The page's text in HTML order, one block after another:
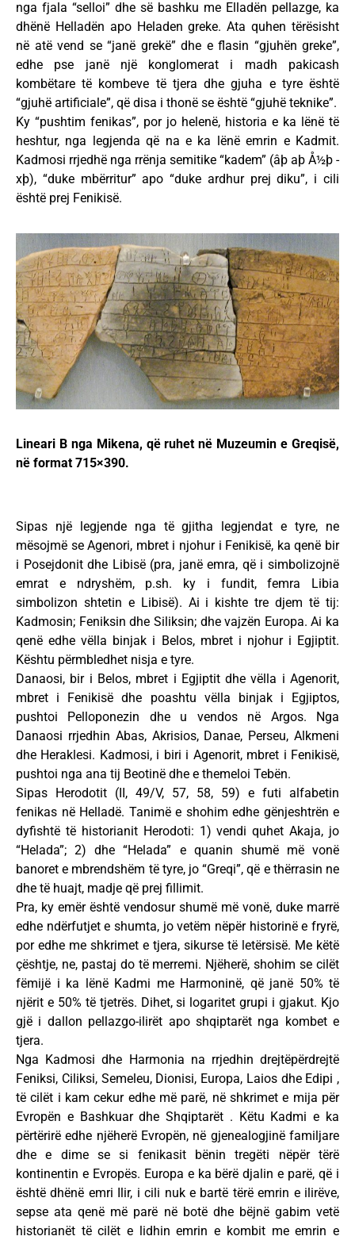
nga fjala “selloi” dhe së bashku me Elladën pellazge, ka
dhënë Helladën apo Heladen greke. Ata quhen tërësisht
në atë vend se “janë grekë” dhe e flasin “gjuhën greke”,
edhe pse janë një konglomerat i madh pakicash
kombëtare të kombeve të tjera dhe gjuha e tyre është
“gjuhë artificiale”, që disa i thonë se është “gjuhë teknike”.
Ky “pushtim fenikas”, por jo helenë, historia e ka lënë të
heshtur, nga legjenda që na e ka lënë emrin e Kadmit.
Kadmosi rrjedhë nga rrënja semitike “kadem” (âþ aþ Å½þ -
xþ), “duke mbërritur” apo “duke ardhur prej diku”, i cili
është prej Fenikisë.
Lineari B nga Mikena, që ruhet në Muzeumin e Greqisë,
në format 715×390.
Sipas një legjende nga të gjitha legjendat e tyre, ne
mësojmë se Agenori, mbret i njohur i Fenikisë, ka qenë bir
i Posejdonit dhe Libisë (pra, janë emra, që i simbolizojnë
emrat e ndryshëm, p.sh. ky i fundit, femra Libia
simbolizon shtetin e Libisë). Ai i kishte tre djem të tij:
Kadmosin; Feniksin dhe Siliksin; dhe vajzën Europa. Ai ka
qenë edhe vëlla binjak i Belos, mbret i njohur i Egjiptit.
Kështu përmbledhet nisja e tyre.
Danaosi, bir i Belos, mbret i Egjiptit dhe vëlla i Agenorit,
mbret i Fenikisë dhe poashtu vëlla binjak i Egjiptos,
pushtoi Pelloponezin dhe u vendos në Argos. Nga
Danaosi rrjedhin Abas, Akrisios, Danae, Perseu, Alkmeni
dhe Heraklesi. Kadmosi, i biri i Agenorit, mbret i Fenikisë,
pushtoi nga ana tij Beotinë dhe e themeloi Tebën.
Sipas Herodotit (II, 49/V, 57, 58, 59) e futi alfabetin
fenikas në Helladë. Tanimë e shohim edhe gënjeshtrën e
dyfishtë të historianit Herodoti: 1) vendi quhet Akaja, jo
“Helada”; 2) dhe “Helada” e quanin shumë më vonë
banoret e mbrendshëm të tyre, jo “Greqi”, që e thërrasin ne
dhe të huajt, madje që prej fillimit.
Pra, ky emër është vendosur shumë më vonë, duke marrë
edhe ndërfutjet e shumta, jo vetëm nëpër historinë e fryrë,
por edhe me shkrimet e tjera, sikurse të letërsisë. Me këtë
çështje, ne, pastaj do të merremi. Njëherë, shohim se cilët
fëmijë i ka lënë Kadmi me Harmoninë, që janë 50% të
njërit e 50% të tjetrës. Dihet, si logaritet grupi i gjakut. Kjo
gjë i dallon pellazgo-ilirët apo shqiptarët nga kombet e
tjera.
Nga Kadmosi dhe Harmonia na rrjedhin drejtëpërdrejtë
Feniksi, Ciliksi, Semeleu, Dionisi, Europa, Laios dhe Edipi ,
të cilët i kam cekur edhe më parë, në shkrimet e mija për
Evropën e Bashkuar dhe Shqiptarët . Këtu Kadmi e ka
përtërirë edhe njëherë Evropën, në gjenealogjinë familjare
dhe e dime se si fenikasit bënin tregëti nëpër tërë
kontinentin e Evropës. Europa e ka bërë djalin e parë, që i
është dhënë emri Ilir, i cili nuk e bartë tërë emrin e ilirëve,
sepse ata qenë më parë në botë dhe bëjnë gabim vetë
historianët të cilët e lidhin emrin e kombit me emrin e